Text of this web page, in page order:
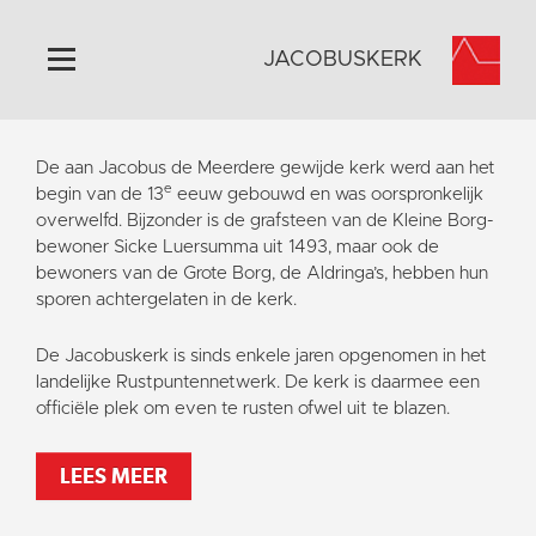
Home
Algemeen
Historie
Omgeving
Activiteiten
Steun ons
Contact
JACOBUSKERK
De aan Jacobus de Meerdere gewijde kerk werd aan het
begin van de 13e eeuw gebouwd en was oorspronkelijk
overwelfd. Bijzonder is de grafsteen van de Kleine Borg-
bewoner Sicke Luersumma uit 1493, maar ook de
bewoners van de Grote Borg, de Aldringa’s, hebben hun
sporen achtergelaten in de kerk.
De Jacobuskerk is sinds enkele jaren opgenomen in het
landelijke Rustpuntennetwerk. De kerk is daarmee een
officiële plek om even te rusten ofwel uit te blazen.
LEES MEER